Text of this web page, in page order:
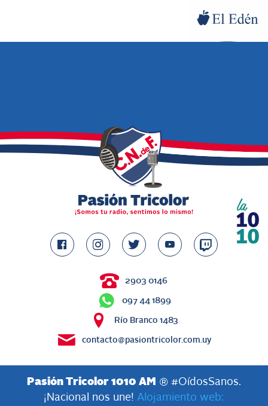
2903 0146
097 44 1899
Río Branco 1483
contacto@pasiontricolor.com.uy
Pasión Tricolor 1010 AM
® #OídosSanos.
¡Nacional nos une! Alojamiento web: